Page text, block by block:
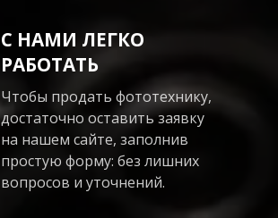
С НАМИ ЛЕГКО
РАБОТАТЬ
Чтобы продать фототехнику,
достаточно оставить заявку
на нашем сайте, заполнив
простую форму: без лишних
вопросов и уточнений.